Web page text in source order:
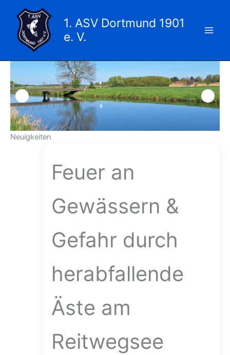
Inhalt
springen
1. ASV Dortmund 1901
e. V.
Neuigkeiten
Feuer an
Gewässern &
Gefahr durch
herabfallende
Äste am
Reitwegsee